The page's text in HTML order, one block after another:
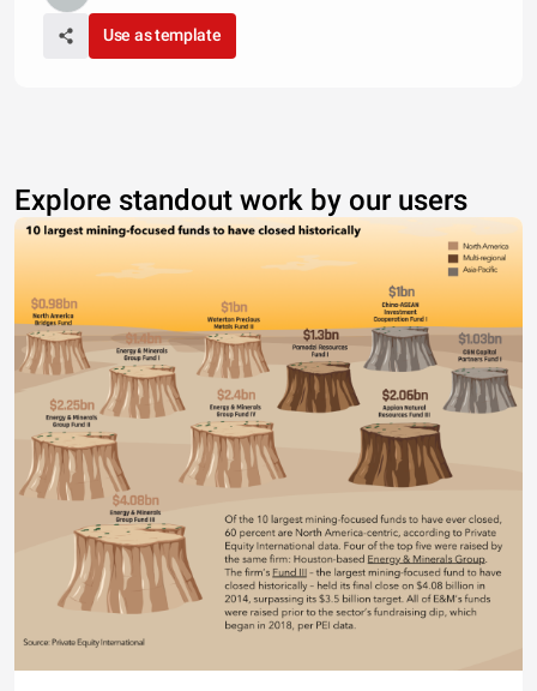
Use as template
Explore standout work by our users